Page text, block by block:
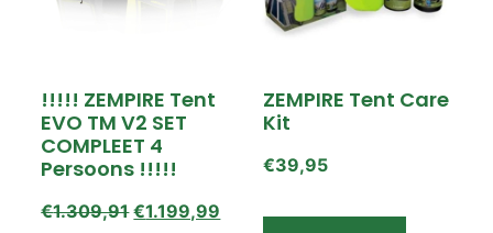
!!!!! ZEMPIRE Tent
EVO TM V2 SET
COMPLEET 4
Persoons !!!!!
€1.309,91 €1.199,99
ZEMPIRE Tent Care
Kit
€39,95